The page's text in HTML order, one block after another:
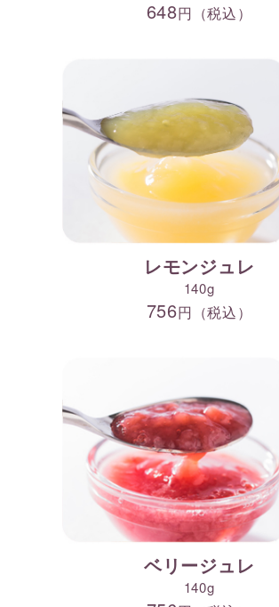
648円（税込）
レモンジュレ
140g
756円（税込）
ベリージュレ
140g